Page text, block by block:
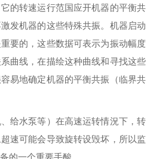
的转速运行范国应开机器的平衡共
发机器的这些特殊共振。机器启动
要的，这些数据可表示为振动幅度
曲线，在描绘这种曲线和寻找这些
易地确定机器的平衡共振（临界共
给水泵等）在高速运转情況下，转
速可能会导致旋转设毁坏，所以监
的一个重要手酸